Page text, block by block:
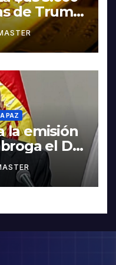
de Trump
PAZ
la emisión
el DS